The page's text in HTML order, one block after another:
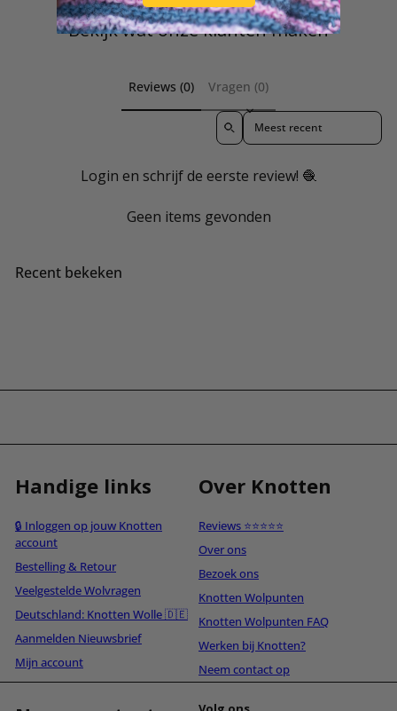
Bekijk wat onze klanten maken
Reviews (0) Vragen (0)
Sort reviews by
Login en schrijf de eerste review! 🧶
Geen items gevonden
Recent bekeken
Handige links
🔒 Inloggen op jouw Knotten
account
Bestelling & Retour
Veelgestelde Wolvragen
Deutschland: Knotten Wolle 🇩🇪
Aanmelden Nieuwsbrief
Mijn account
Over Knotten
Reviews ⭐⭐⭐⭐⭐
Over ons
Bezoek ons
Knotten Wolpunten
Knotten Wolpunten FAQ
Werken bij Knotten?
Neem contact op